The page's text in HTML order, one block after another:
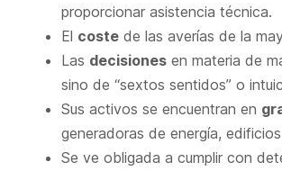
proporcionar asistencia técnica.
El coste de las averías de la
Las decisiones en materia de
sino de “sextos sentidos” o
Sus activos se encuentran en
generadoras de energía,
Se ve obligada a cumplir con